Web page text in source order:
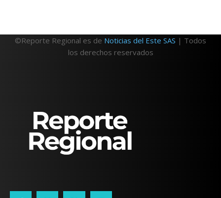
©Reporte Regional es de Noticias del Este SAS | Todos
los derechos reservados